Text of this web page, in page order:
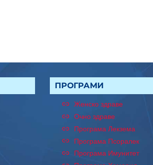
ПРОГРАМИ
Женско здраве
Очно здраве
Програма Лекзема
Програма Псоралек
Програма Имунитет